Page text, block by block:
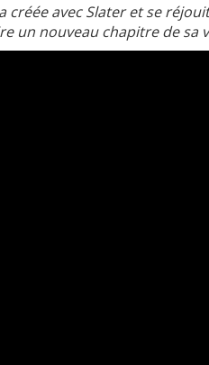
créée avec Slater et se
un nouveau chapitre de sa